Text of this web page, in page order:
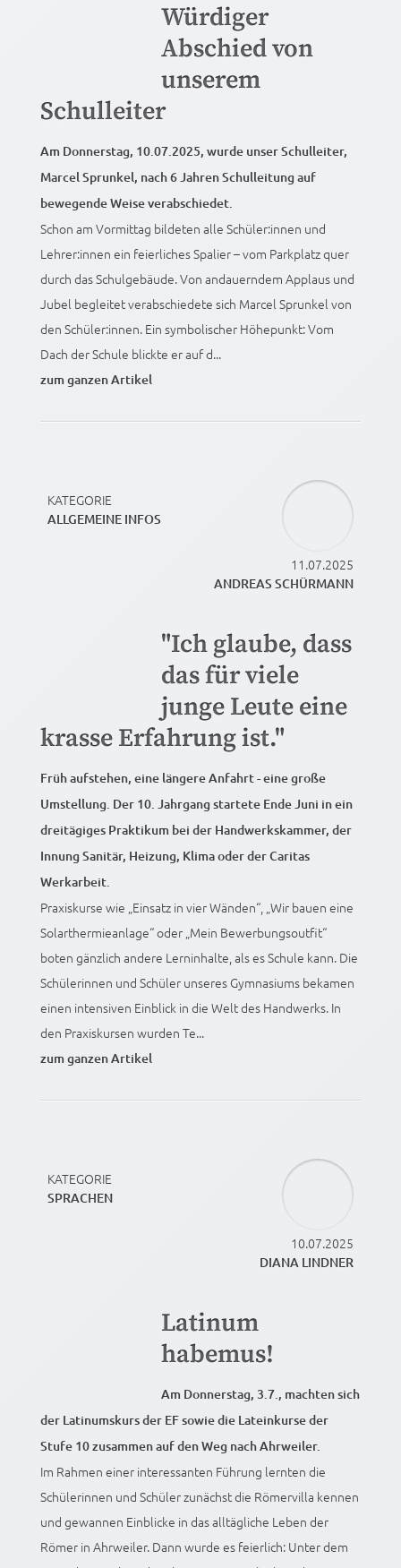
Würdiger
Abschied von
unserem
Schulleiter
Am Donnerstag, 10.07.2025, wurde unser Schulleiter,
Marcel Sprunkel, nach 6 Jahren Schulleitung auf
bewegende Weise verabschiedet.
Schon am Vormittag bildeten alle Schüler:innen und
Lehrer:innen ein feierliches Spalier – vom Parkplatz quer
durch das Schulgebäude. Von andauerndem Applaus und
Jubel begleitet verabschiedete sich Marcel Sprunkel von
den Schüler:innen. Ein symbolischer Höhepunkt: Vom
Dach der Schule blickte er auf d...
zum ganzen Artikel
KATEGORIE
ALLGEMEINE INFOS
11.07.2025
ANDREAS SCHÜRMANN
"Ich glaube, dass
das für viele
junge Leute eine
krasse Erfahrung ist."
Früh aufstehen, eine längere Anfahrt - eine große
Umstellung. Der 10. Jahrgang startete Ende Juni in ein
dreitägiges Praktikum bei der Handwerkskammer, der
Innung Sanitär, Heizung, Klima oder der Caritas
Werkarbeit.
Praxiskurse wie „Einsatz in vier Wänden“, „Wir bauen eine
Solarthermieanlage“ oder „Mein Bewerbungsoutfit“
boten gänzlich andere Lerninhalte, als es Schule kann. Die
Schülerinnen und Schüler unseres Gymnasiums bekamen
einen intensiven Einblick in die Welt des Handwerks. In
den Praxiskursen wurden Te...
zum ganzen Artikel
KATEGORIE
SPRACHEN
10.07.2025
DIANA LINDNER
Latinum
habemus!
Am Donnerstag, 3.7., machten sich
der Latinumskurs der EF sowie die Lateinkurse der
Stufe 10 zusammen auf den Weg nach Ahrweiler.
Im Rahmen einer interessanten Führung lernten die
Schülerinnen und Schüler zunächst die Römervilla kennen
und gewannen Einblicke in das alltägliche Leben der
Römer in Ahrweiler. Dann wurde es feierlich: Unter dem